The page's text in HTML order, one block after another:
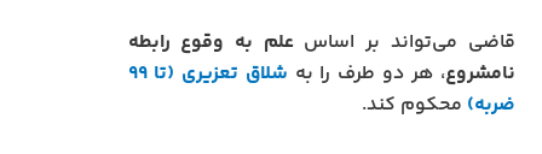
قاضی می‌تواند بر اساسعلم به وقوع رابطه
نامشروع، هر دو طرف را به
شلاق تعزیری (تا ۹۹
ضربه) محکوم کند.